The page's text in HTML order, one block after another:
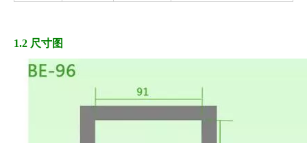
1.2 尺寸图